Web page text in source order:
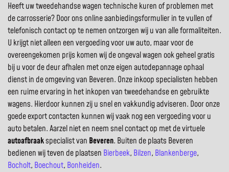
Heeft uw tweedehandse wagen technische kuren of problemen met
de carrosserie? Door ons online aanbiedingsformulier in te vullen of
telefonisch contact op te nemen ontzorgen wij u van alle formaliteiten.
U krijgt niet alleen een vergoeding voor uw auto, maar voor de
overeengekomen prijs komen wij de ongeval wagen ook geheel gratis
bij u voor de deur afhalen met onze eigen autodepannage ophaal
dienst in de omgeving van Beveren. Onze inkoop specialisten hebben
een ruime ervaring in het inkopen van tweedehandse en gebruikte
wagens. Hierdoor kunnen zij u snel en vakkundig adviseren. Door onze
goede export contacten kunnen wij vaak nog een vergoeding voor u
auto betalen. Aarzel niet en neem snel contact op met de virtuele
autoafbraakspecialist van Beveren. Buiten de plaats Beveren
bedienen wij teven de plaatsen Bierbeek, Bilzen, Blankenberge,
Bocholt, Boechout, Bonheiden.